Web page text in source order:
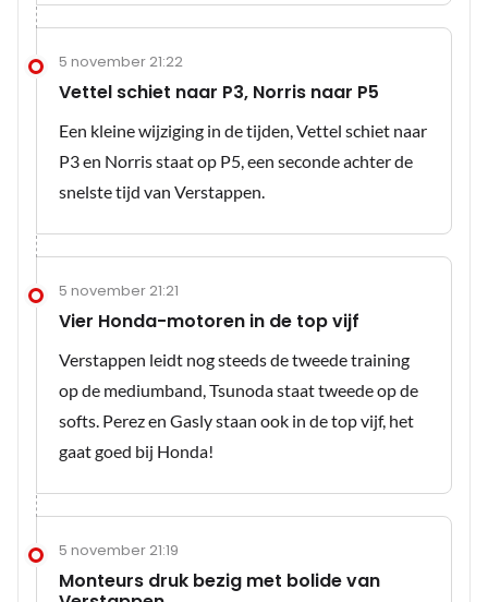
5 november 21:22
Vettel schiet naar P3, Norris naar P5
Een kleine wijziging in de tijden, Vettel schiet naar
P3 en Norris staat op P5, een seconde achter de
snelste tijd van Verstappen.
5 november 21:21
Vier Honda-motoren in de top vijf
Verstappen leidt nog steeds de tweede training
op de mediumband, Tsunoda staat tweede op de
softs. Perez en Gasly staan ook in de top vijf, het
gaat goed bij Honda!
5 november 21:19
Monteurs druk bezig met bolide van